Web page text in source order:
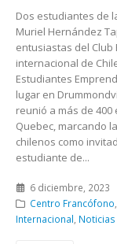
Dos estudiantes de
Muriel Hernández
entusiastas del
internacional de
Estudiantes
lugar en
reunió a más de
Quebec, marcando
chilenos como
estudiante de...
6 diciembre, 2023
Centro Francófono,
Internacional, Noticias